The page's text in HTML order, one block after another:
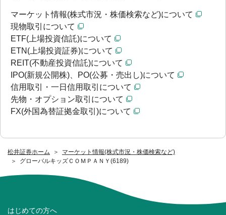
松井証券ホーム
マーケット情報(株式市況・株価検索など)
グローバルキッズＣＯＭＰＡＮＹ(6189)
マーケット情報(株式市況・株価検索など)について
現物取引について
ETF(上場投資信託)について
ETN(上場投資証券)について
REIT(不動産投資信託)について
IPO(新規公開株)、PO(公募・売出し)について
信用取引・一日信用取引について
先物・オプション取引について
FX(外国為替証拠金取引)について
はじめての方へ